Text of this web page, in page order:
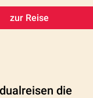
zur Reise
die